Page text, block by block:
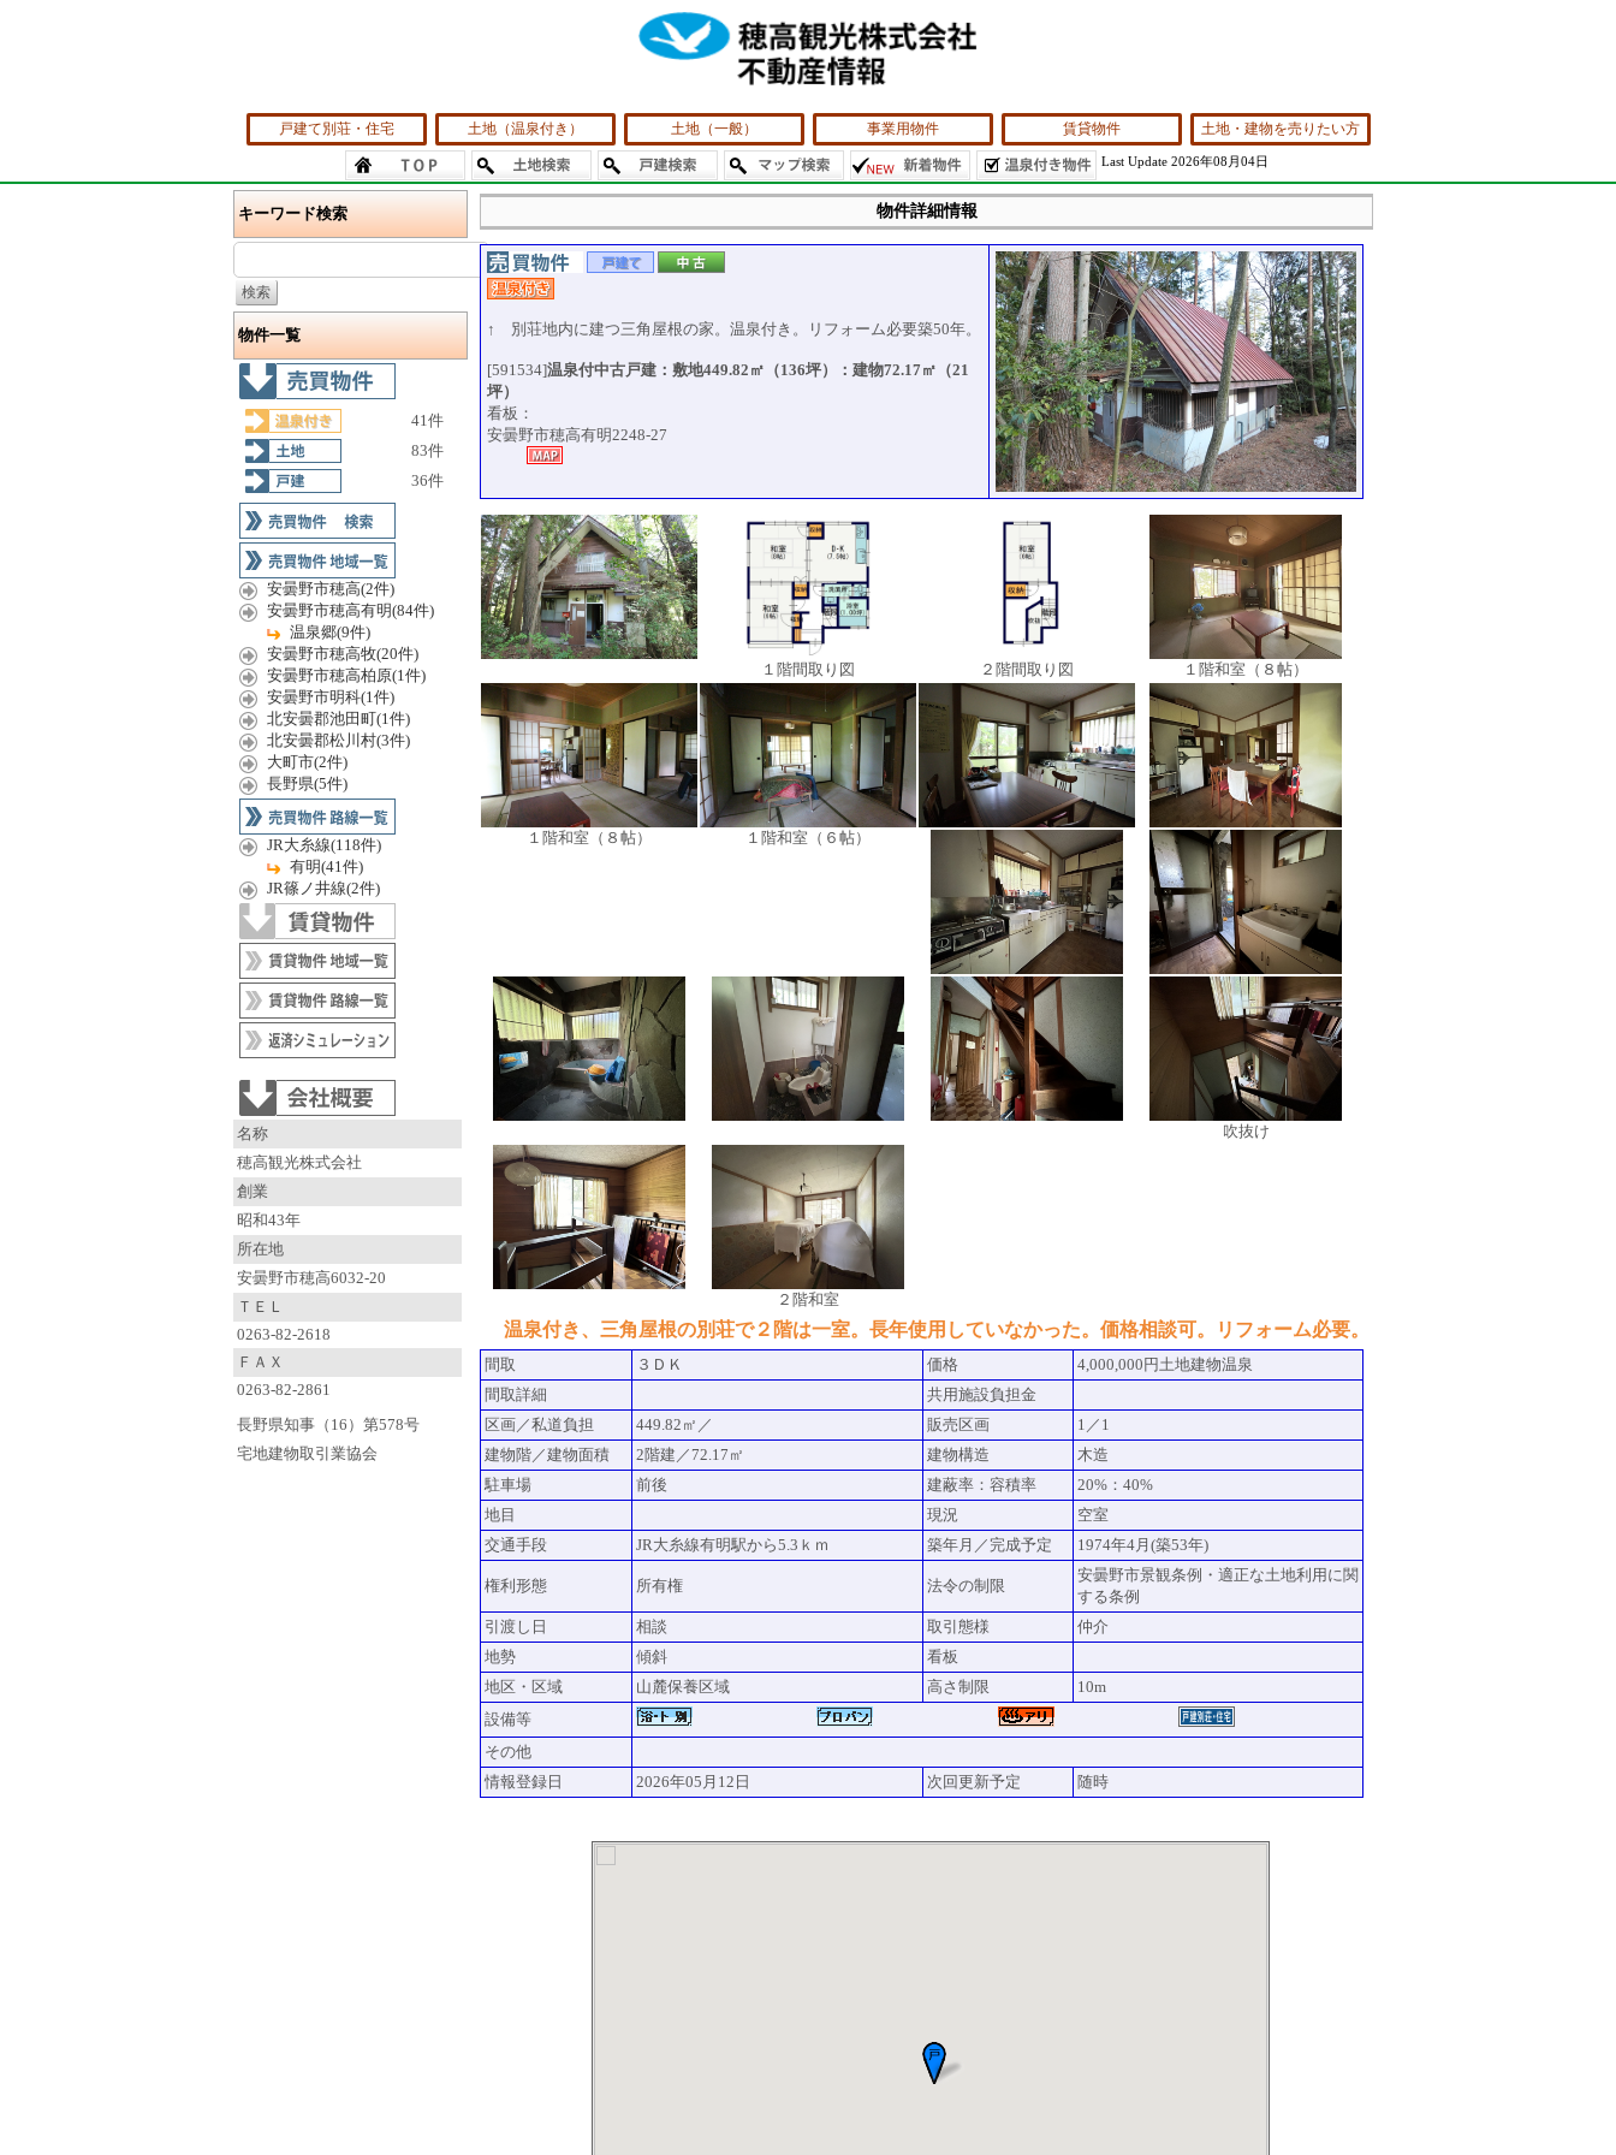
戸建て別荘・住宅 土地（温泉付き） 土地（一般） 事業用物件 賃貸物件 土地・建物を売りたい方
Last Update 2026年08月04日
キーワード検索
物件一覧
41件
83件
36件
安曇野市穂高(2件)
安曇野市穂高有明(84件)
温泉郷(9件)
安曇野市穂高牧(20件)
安曇野市穂高柏原(1件)
安曇野市明科(1件)
北安曇郡池田町(1件)
北安曇郡松川村(3件)
大町市(2件)
長野県(5件)
JR大糸線(118件)
有明(41件)
JR篠ノ井線(2件)
名称
穂高観光株式会社
創業
昭和43年
所在地
安曇野市穂高6032-20
ＴＥＬ
0263-82-2618
ＦＡＸ
0263-82-2861
長野県知事（16）第578号
宅地建物取引業協会
物件詳細情報
↑ 別荘地内に建つ三角屋根の家。温泉付き。リフォーム必要築50年。
[591534]温泉付中古戸建：敷地449.82㎡（136坪）：建物72.17㎡（21
坪）
看板：
安曇野市穂高有明2248-27
１階間取り図 ２階間取り図 １階和室（８帖）
１階和室（８帖） １階和室（６帖）
吹抜け
２階和室
温泉付き、三角屋根の別荘で２階は一室。長年使用していなかった。価格相談可。リフォーム必要。
間取 ３ＤＫ 価格
4,000,000円土地建物温泉
間取詳細
共用施設負担金
区画／私道負担
449.82㎡／ 販売区画
1／1
建物階／建物面積
2階建／72.17㎡ 建物構造
木造
駐車場
前後 建蔽率：容積率
20%：40%
地目
現況
空室
交通手段
JR大糸線有明駅から5.3ｋｍ 築年月／完成予定 1974年4月(築53年)
権利形態 所有権 法令の制限
安曇野市景観条例・適正な土地利用に関
する条例
引渡し日
相談 取引態様
仲介
地勢
傾斜
看板
地区・区域
山麓保養区域 高さ制限
10m
設備等
その他
情報登録日
2026年05月12日 次回更新予定 随時